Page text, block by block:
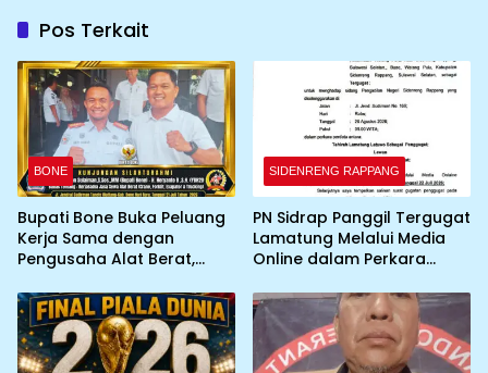
Pos Terkait
BONE
Bupati Bone Buka Peluang
Kerja Sama dengan
Pengusaha Alat Berat,
Percepatan Pembangunan
Daerah
SIDENRENG RAPPANG
PN Sidrap Panggil Tergugat
Lamatung Melalui Media
Online dalam Perkara